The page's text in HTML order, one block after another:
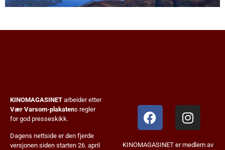
KINOMAGASINET arbeider etter
Vær Varsom-plakatens regler
for god presseskikk.
Dagens nettside er den fjerde
versjonen siden starten 26. april
KINOMAGASINET er medlem av